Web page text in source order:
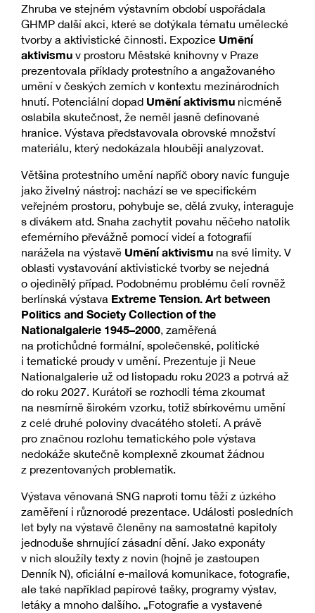
Zhruba ve stejném výstavním období uspořádala
GHMP další akci, které se dotýkala tématu umělecké
tvorby a aktivistické činnosti. Expozice Umění
aktivismu v prostoru Městské knihovny v Praze
prezentovala příklady protestního a angažovaného
umění v českých zemích v kontextu mezinárodních
hnutí. Potenciální dopad Umění aktivismu nicméně
oslabila skutečnost, že neměl jasně definované
hranice. Výstava představovala obrovské množství
materiálu, který nedokázala hlouběji analyzovat.
Většina protestního umění napříč obory navíc funguje
jako živelný nástroj: nachází se ve specifickém
veřejném prostoru, pohybuje se, dělá zvuky, interaguje
s divákem atd. Snaha zachytit povahu něčeho natolik
efemérního převážně pomocí videí a fotografií
narážela na výstavě Umění aktivismu na své limity. V
oblasti vystavování aktivistické tvorby se nejedná
o ojedinělý případ. Podobnému problému čelí rovněž
berlínská výstava Extreme Tension. Art between
Politics and Society Collection of the
Nationalgalerie 1945–2000, zaměřená
na protichůdné formální, společenské, politické
i tematické proudy v umění. Prezentuje ji Neue
Nationalgalerie už od listopadu roku 2023 a potrvá až
do roku 2027. Kurátoři se rozhodli téma zkoumat
na nesmírně širokém vzorku, totiž sbírkovému umění
z celé druhé poloviny dvacátého století. A právě
pro značnou rozlohu tematického pole výstava
nedokáže skutečně komplexně zkoumat žádnou
z prezentovaných problematik.
Výstava věnovaná SNG naproti tomu těží z úzkého
zaměření i různorodé prezentace. Události posledních
let byly na výstavě členěny na samostatné kapitoly
jednoduše shrnující zásadní dění. Jako exponáty
v nich sloužíly texty z novin (hojně je zastoupen
Denník N), oficiální e-mailová komunikace, fotografie,
ale také například papírové tašky, programy výstav,
letáky a mnoho dalšího. „Fotografie a vystavené